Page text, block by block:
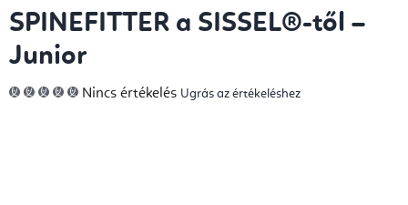
SPINEFITTER a SISSEL®-től –
Junior
A
termék
Nincs értékelés Ugrás az értékeléshez